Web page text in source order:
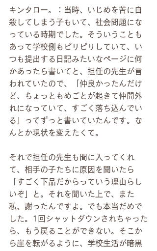
キンタロー。：当時、いじめを苦に自
殺してしまう子もいて、社会問題にな
っている時期でした。そういうことも
あって学校側もピリピリしていて、い
つも提出する日記みたいなページに何
かあったら書いてと、担任の先生が言
われていたので、「仲良かったんだけ
ど、ちょっともめごとが起きて仲間外
れになっていて、すごく落ち込んでい
る」ってずっと書いていたんです。な
んとか現状を変えたくて。
それで担任の先生も間に入ってくれ
て、相手の子たちに原因を聞いたら
「すごく下品だからっていう理由らし
いぞ」と。それを聞いた上で、また
私、謝ったんですよ。でも本当だめで
した。1回シャットダウンされちゃった
ら、もう戻ることができない。そこか
ら崖を転がるように、学校生活が暗黒